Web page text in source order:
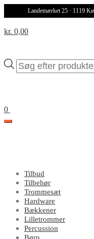
Landemærket 25 · 1119
Products
search
kr. 0,00
0
Tilbud
Tilbehør
Trommesæt
Hardware
Bækkener
Lilletrommer
Percussion